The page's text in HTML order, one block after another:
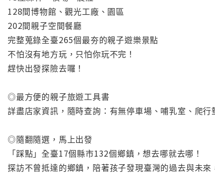
128間博物館、觀光工廠、園區
202間親子空間餐廳
完整蒐錄全臺265個最夯的親子遊樂景點
不怕沒有地方玩，只怕你玩不完！
趕快出發探險去囉！
◎最方便的親子旅遊工具書
詳盡店家資訊，隨時查詢：有無停車場、哺乳室、爬
◎隨翻隨選，馬上出發
「踩點」全臺17個縣市132個鄉鎮，想去哪就去哪！
探訪不曾抵達的鄉鎮，陪著孩子發現臺灣的過去與未來